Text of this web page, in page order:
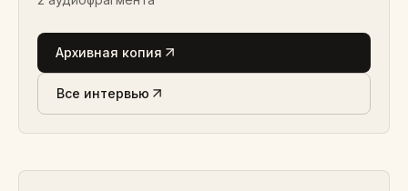
Архивная копия
Все интервью